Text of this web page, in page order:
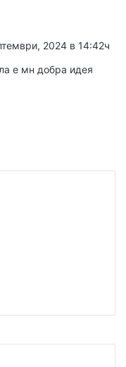
2024 в 14:42ч
е мн добра идея